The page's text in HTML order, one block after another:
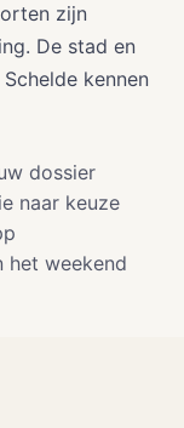
zijn
De stad en
kennen
dossier
naar keuze
het weekend